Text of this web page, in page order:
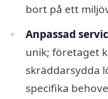
bort på ett
Anpassad
unik; företaget
skräddarsydda
specifika